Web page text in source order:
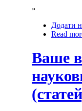
»
Додати
Read
Ваше